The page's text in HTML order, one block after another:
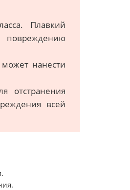
Плавкий
нанести
отстранения
всей